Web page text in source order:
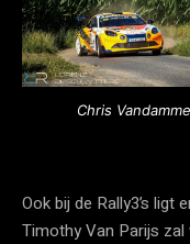
Chris Vandamme
Ook bij de Rally3’s ligt
Timothy Van Parijs